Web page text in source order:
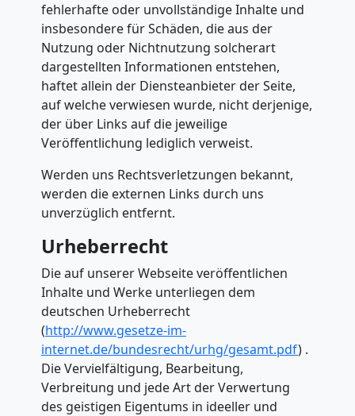
fehlerhafte oder unvollständige Inhalte und
insbesondere für Schäden, die aus der
Nutzung oder Nichtnutzung solcherart
dargestellten Informationen entstehen,
haftet allein der Diensteanbieter der Seite,
auf welche verwiesen wurde, nicht derjenige,
der über Links auf die jeweilige
Veröffentlichung lediglich verweist.
Werden uns Rechtsverletzungen bekannt,
werden die externen Links durch uns
unverzüglich entfernt.
Urheberrecht
Die auf unserer Webseite veröffentlichen
Inhalte und Werke unterliegen dem
deutschen Urheberrecht
(http://www.gesetze-im-
internet.de/bundesrecht/urhg/gesamt.pdf) .
Die Vervielfältigung, Bearbeitung,
Verbreitung und jede Art der Verwertung
des geistigen Eigentums in ideeller und
Umzug
Dornbirn
Mann
LKW
Möbellift
Dornbirn
Übersiedlung